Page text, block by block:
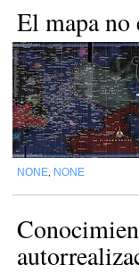
El mapa
NONE NONE